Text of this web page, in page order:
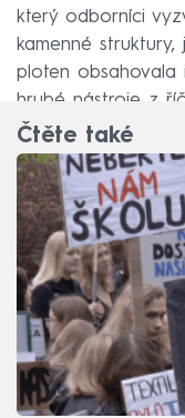
který odborníci
kamenné
ploten
hrubé nástroje z
Čtěte také